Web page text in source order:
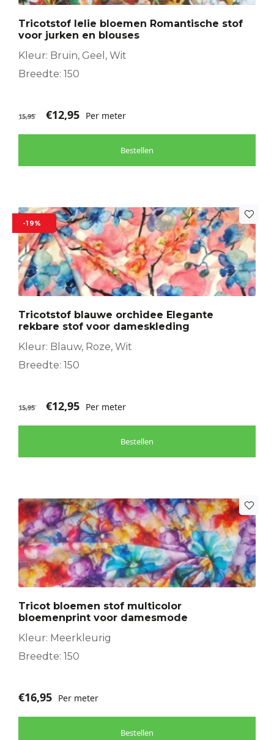
Tricotstof lelie bloemen Romantische stof
voor jurken en blouses
Kleur: Bruin, Geel, Wit
Breedte: 150
15,95 €12,95 Per meter
Bestellen
-19%
Tricotstof blauwe orchidee Elegante
rekbare stof voor dameskleding
Kleur: Blauw, Roze, Wit
Breedte: 150
15,95 €12,95 Per meter
Bestellen
Tricot bloemen stof multicolor
bloemenprint voor damesmode
Kleur: Meerkleurig
Breedte: 150
€16,95 Per meter
Bestellen